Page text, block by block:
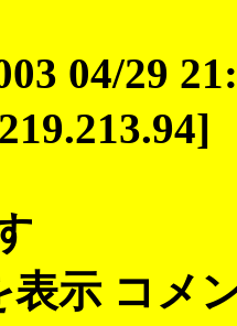
04/29
表示 コメ